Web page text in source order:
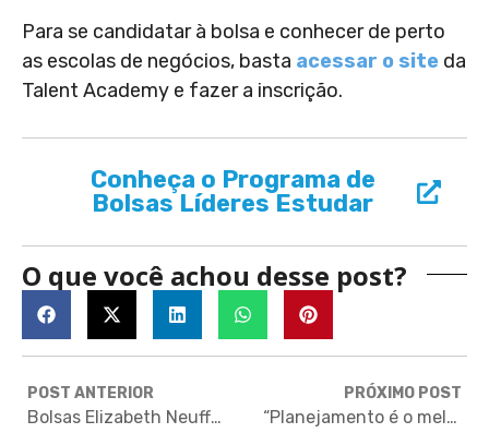
Para se candidatar à bolsa e conhecer de perto
as escolas de negócios, basta acessar o site da
Talent Academy e fazer a inscrição.
Conheça o Programa de
Bolsas Líderes Estudar
O que você achou desse post?
POST ANTERIOR
Bolsas Elizabeth Neuffer para mulheres jornalistas no MIT
PRÓXIMO POST
“Planejamento é o melhor conselho”, diz brasileiro aprovado em Harvard